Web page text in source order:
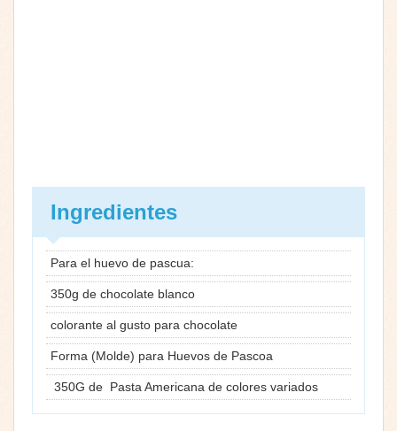
Ingredientes
Para el huevo de pascua:
350g de chocolate blanco
colorante al gusto para chocolate
Forma (Molde) para Huevos de Pascoa
350G de Pasta Americana de colores variados